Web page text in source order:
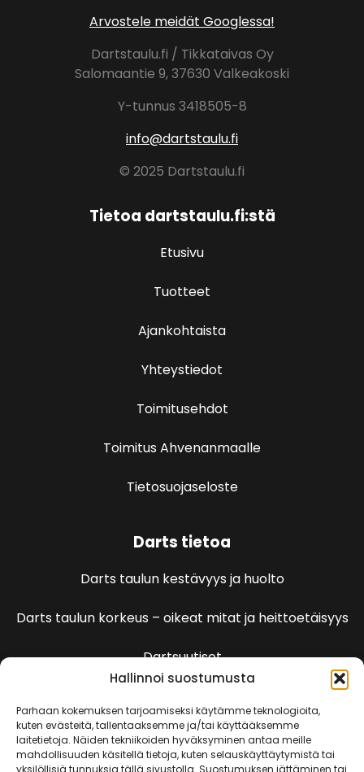
Hallinnoi suostumusta
Parhaan kokemuksen tarjoamiseksi käytämme teknologioita,
kuten evästeitä, tallentaaksemme ja/tai käyttääksemme
laitetietoja. Näiden tekniikoiden hyväksyminen antaa meille
mahdollisuuden käsitellä tietoja, kuten selauskäyttäytymistä tai
yksilöllisiä tunnuksia tällä sivustolla. Suostumuksen jättäminen tai
Arvostele meidät Googlessa!
Dartstaulu.fi / Tikkataivas Oy
Salomaantie 9, 37630 Valkeakoski
Y-tunnus 3418505-8
info@dartstaulu.fi
© 2025 Dartstaulu.fi
Tietoa dartstaulu.fi:stä
Etusivu
Tuotteet
Ajankohtaista
Yhteystiedot
Toimitusehdot
Toimitus Ahvenanmaalle
Tietosuojaseloste
Darts tietoa
Darts taulun kestävyys ja huolto
Darts taulun korkeus – oikeat mitat ja heittoetäisyys
Dartsuutiset
Dartspelien sääntöjä
501 Pelin säännöt